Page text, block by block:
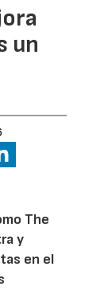
un
The
y
en el